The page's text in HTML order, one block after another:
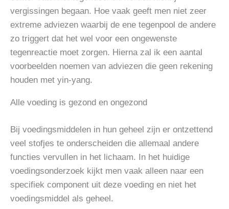
vergissingen begaan. Hoe vaak geeft men niet zeer
extreme adviezen waarbij de ene tegenpool de andere
zo triggert dat het wel voor een ongewenste
tegenreactie moet zorgen. Hierna zal ik een aantal
voorbeelden noemen van adviezen die geen rekening
houden met yin-yang.
Alle voeding is gezond en ongezond
Bij voedingsmiddelen in hun geheel zijn er ontzettend
veel stofjes te onderscheiden die allemaal andere
functies vervullen in het lichaam. In het huidige
voedingsonderzoek kijkt men vaak alleen naar een
specifiek component uit deze voeding en niet het
voedingsmiddel als geheel.